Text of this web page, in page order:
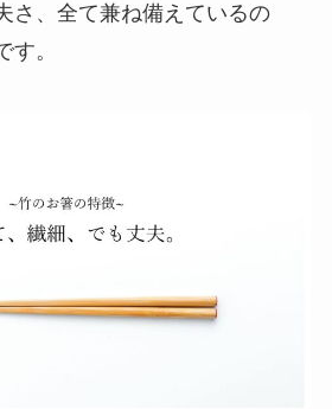
さ、全て兼ね備えているの
す。